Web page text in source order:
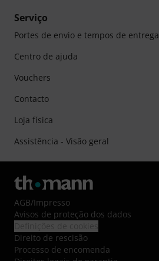
Serviço
Portes de envio e tempos de entrega
Centro de ajuda
Vouchers
Contacto
Loja física
Assistência - Visão geral
AGB/Impresso
Avisos de proteção dos dados
Direito de rescisão
Processo de encomenda